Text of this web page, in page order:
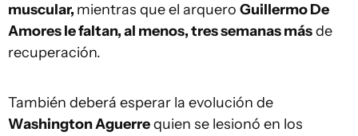
muscular, mientras que el arquero Guillermo De
Amores le faltan, al menos, tres semanas másde
recuperación.
También deberá esperar la evolución de
Washington Aguerrequien se lesionó en los